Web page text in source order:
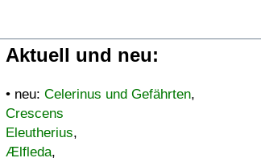
Aktuell und neu:
• neu: Celerinus und Gefährten,
Crescens
Eleutherius,
Ælfleda,